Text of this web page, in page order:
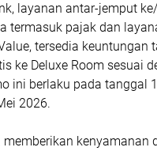
layanan antar-jemput
termasuk pajak dan
tersedia keuntungan
ke Deluxe Room sesuai
ini berlaku pada tanggal
2026.
kenyamanan